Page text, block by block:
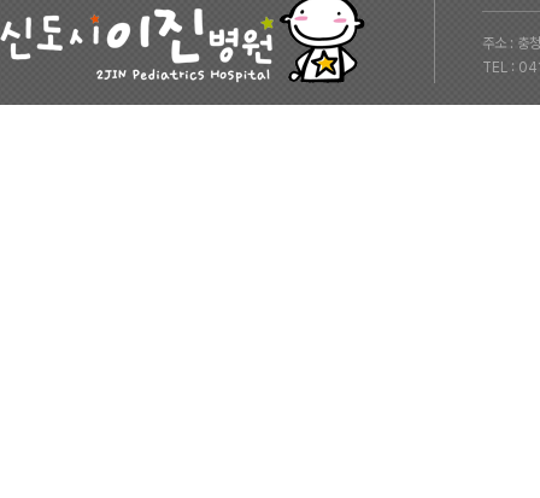
주소 : 충
TEL :